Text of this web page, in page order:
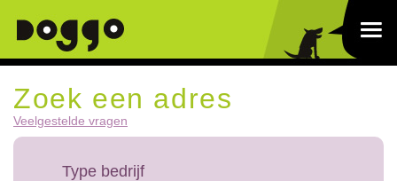
Zoek een adres
Veelgestelde vragen
Type bedrijf